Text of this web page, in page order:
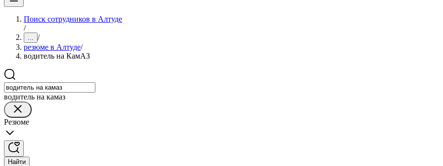
Поиск сотрудников в Алтуде
/
... /
резюме в Алтуде/
водитель на КамАЗ
водитель на камаз
Резюме
Найти